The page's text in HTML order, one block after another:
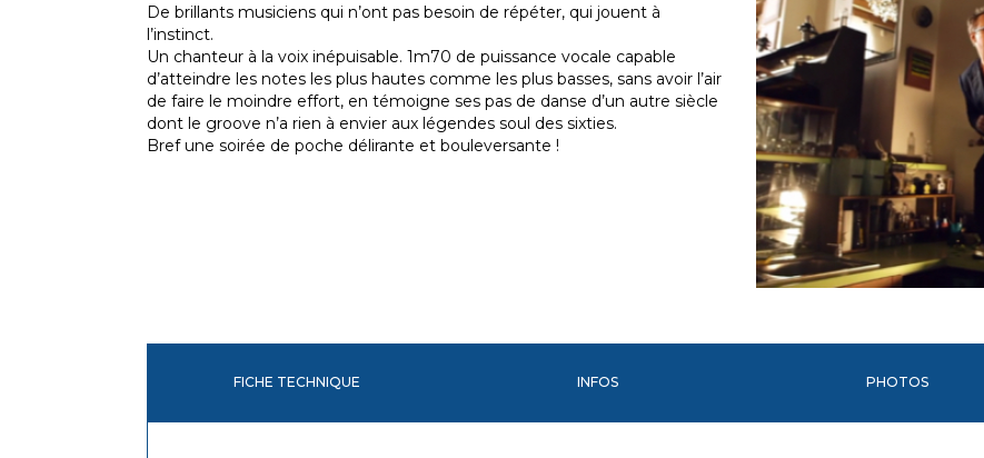
De brillants musiciens qui n’ont pas besoin de répéter, qui jouent à
l’instinct.
Un chanteur à la voix inépuisable. 1m70 de puissance vocale capable
d’atteindre les notes les plus hautes comme les plus basses, sans avoir l’air
de faire le moindre effort, en témoigne ses pas de danse d’un autre siècle
dont le groove n’a rien à envier aux légendes soul des sixties.
Bref une soirée de poche délirante et bouleversante !
FICHE TECHNIQUE INFOS PHOTOS